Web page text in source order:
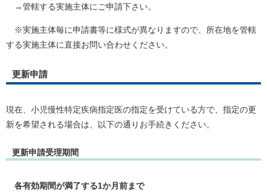
→管轄する実施主体にご申請下さい。
※実施主体毎に申請書等に様式が異なりますので、所在地を管轄
する実施主体に直接お問い合わせください。
更新申請
現在、小児慢性特定疾病指定医の指定を受けている方で、指定の更
新を希望される場合は、以下の通りお手続きください。
更新申請受理期間
各有効期間が満了する1か月前まで